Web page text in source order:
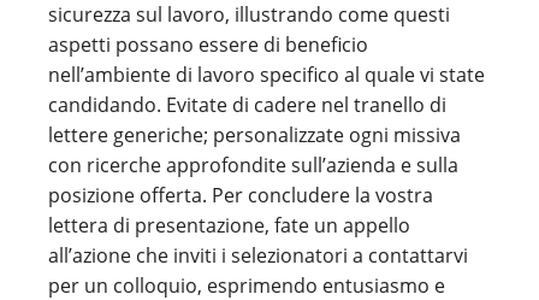
sicurezza sul lavoro, illustrando come questi
aspetti possano essere di beneficio
nell’ambiente di lavoro specifico al quale vi state
candidando. Evitate di cadere nel tranello di
lettere generiche; personalizzate ogni missiva
con ricerche approfondite sull’azienda e sulla
posizione offerta. Per concludere la vostra
lettera di presentazione, fate un appello
all’azione che inviti i selezionatori a contattarvi
per un colloquio, esprimendo entusiasmo e